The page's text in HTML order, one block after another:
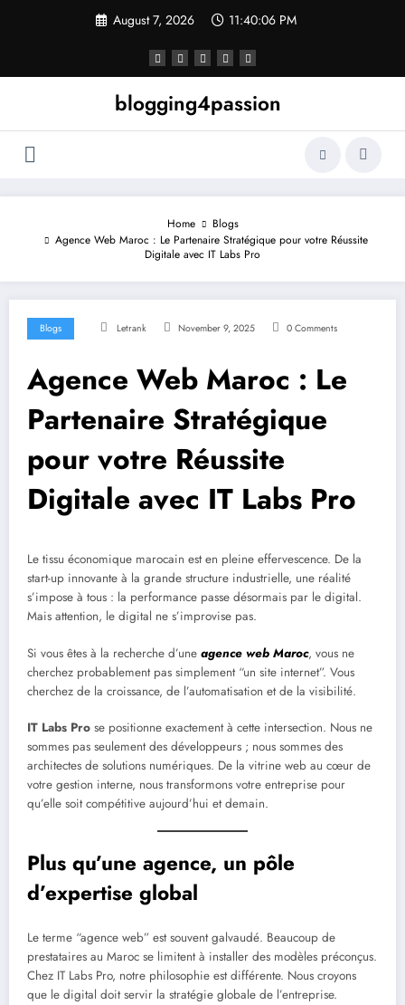
August 7, 2026 11:40:06 PM
blogging4passion
Home
Blogs
Agence Web Maroc : Le Partenaire Stratégique pour votre Réussite
Digitale avec IT Labs Pro
Blogs Letrank November 9, 2025 0 Comments
Agence Web Maroc : Le
Partenaire Stratégique
pour votre Réussite
Digitale avec IT Labs Pro
Le tissu économique marocain est en pleine effervescence. De la
start-up innovante à la grande structure industrielle, une réalité
s’impose à tous : la performance passe désormais par le digital.
Mais attention, le digital ne s’improvise pas.
Si vous êtes à la recherche d’une agence web Maroc, vous ne
cherchez probablement pas simplement “un site internet”. Vous
cherchez de la croissance, de l’automatisation et de la visibilité.
IT Labs Pro se positionne exactement à cette intersection. Nous ne
sommes pas seulement des développeurs ; nous sommes des
architectes de solutions numériques. De la vitrine web au cœur de
votre gestion interne, nous transformons votre entreprise pour
qu’elle soit compétitive aujourd’hui et demain.
Plus qu’une agence, un pôle
d’expertise global
Le terme “agence web” est souvent galvaudé. Beaucoup de
prestataires au Maroc se limitent à installer des modèles préconçus.
Chez IT Labs Pro, notre philosophie est différente. Nous croyons
que le digital doit servir la stratégie globale de l’entreprise.